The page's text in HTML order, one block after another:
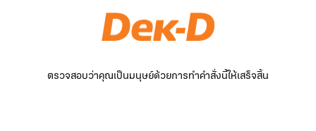
ตรวจสอบว่าคุณเป็นมนุษย์ด้วยการทำคำสั่งนี้ให้เสร็จสิ้น